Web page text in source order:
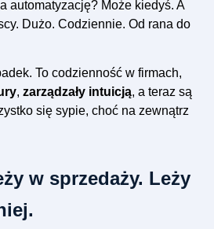
automatyzację? Może kiedyś. A
Dużo. Codziennie. Od rana do
To codzienność w firmach,
, zarządzały intuicją, a teraz są
się sypie, choć na zewnątrz
w sprzedaży. Leży